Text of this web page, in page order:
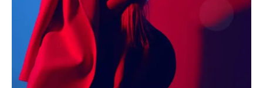
Facebook
X WhatsApp
Share